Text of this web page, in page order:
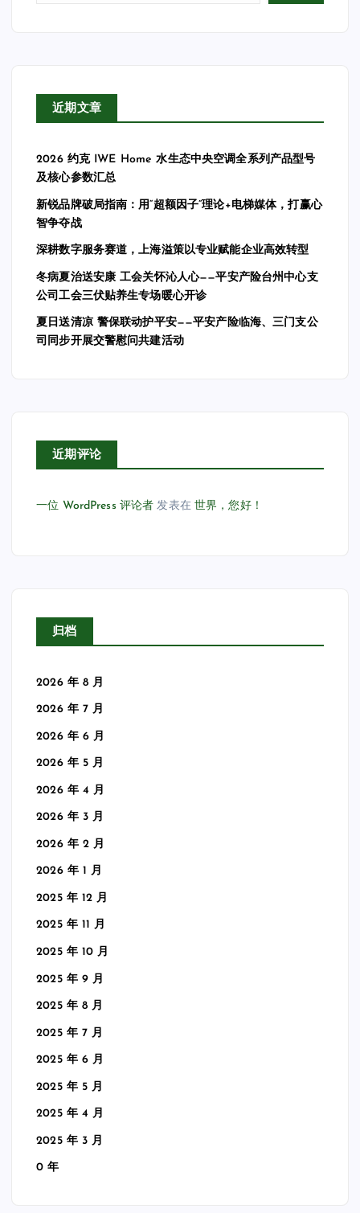
近期文章
2026 约克 IWE Home 水生态中央空调全系列产品型号
及核心参数汇总
新锐品牌破局指南：用“超额因子”理论+电梯媒体，打赢心
智争夺战
深耕数字服务赛道，上海溢策以专业赋能企业高效转型
冬病夏治送安康 工会关怀沁人心——平安产险台州中心支
公司工会三伏贴养生专场暖心开诊
夏日送清凉 警保联动护平安——平安产险临海、三门支公
司同步开展交警慰问共建活动
近期评论
一位 WordPress 评论者 发表在世界，您好！
归档
2026 年 8 月
2026 年 7 月
2026 年 6 月
2026 年 5 月
2026 年 4 月
2026 年 3 月
2026 年 2 月
2026 年 1 月
2025 年 12 月
2025 年 11 月
2025 年 10 月
2025 年 9 月
2025 年 8 月
2025 年 7 月
2025 年 6 月
2025 年 5 月
2025 年 4 月
2025 年 3 月
0 年